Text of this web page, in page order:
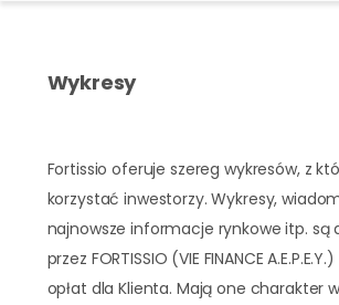
Wykresy
Fortissio oferuje szereg wykresów, z
korzystać inwestorzy. Wykresy,
najnowsze informacje rynkowe itp. są
przez FORTISSIO (VIE FINANCE
opłat dla Klienta. Mają one charakter